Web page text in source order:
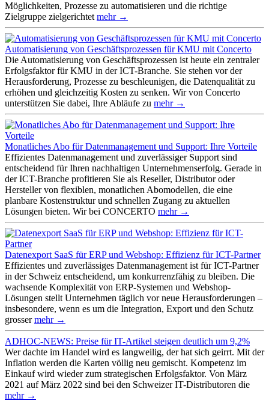
Möglichkeiten, Prozesse zu automatisieren und die richtige
Zielgruppe zielgerichtet mehr →
Automatisierung von Geschäftsprozessen für KMU mit Concerto
Die Automatisierung von Geschäftsprozessen ist heute ein zentraler
Erfolgsfaktor für KMU in der ICT-Branche. Sie stehen vor der
Herausforderung, Prozesse zu beschleunigen, die Datenqualität zu
erhöhen und gleichzeitig Kosten zu senken. Wir von Concerto
unterstützen Sie dabei, Ihre Abläufe zu mehr →
Monatliches Abo für Datenmanagement und Support: Ihre Vorteile
Effizientes Datenmanagement und zuverlässiger Support sind
entscheidend für Ihren nachhaltigen Unternehmenserfolg. Gerade in
der ICT-Branche profitieren Sie als Reseller, Distributor oder
Hersteller von flexiblen, monatlichen Abomodellen, die eine
planbare Kostenstruktur und schnellen Zugang zu aktuellen
Lösungen bieten. Wir bei CONCERTO mehr →
Datenexport SaaS für ERP und Webshop: Effizienz für ICT-Partner
Effizientes und zuverlässiges Datenmanagement ist für ICT-Partner
in der Schweiz entscheidend, um konkurrenzfähig zu bleiben. Die
wachsende Komplexität von ERP-Systemen und Webshop-
Lösungen stellt Unternehmen täglich vor neue Herausforderungen –
insbesondere, wenn es um die Integration, Export und den Schutz
grossermehr →
ADHOC-NEWS: Preise für IT-Artikel steigen deutlich um 9,2%
Wer dachte im Handel wird es langweilig, der hat sich geirrt. Mit der
Inflation werden die Karten völlig neu gemischt. Kompetenz im
Einkauf wird wieder zum strategischen Erfolgsfaktor. Von März
2021 auf März 2022 sind bei den Schweizer IT-Distributoren die
mehr →